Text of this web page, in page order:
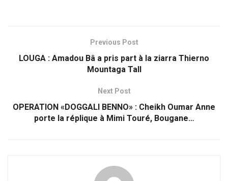
Previous Post
LOUGA : Amadou Bâ a pris part à la ziarra Thierno
Mountaga Tall
Next Post
OPERATION «DOGGALI BENNO» : Cheikh Oumar Anne
porte la réplique à Mimi Touré, Bougane…